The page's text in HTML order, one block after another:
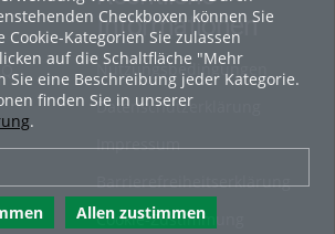
Checkboxen können Sie
Cookie-Kategorien Sie zulassen
auf die Schaltfläche "Mehr
Sie eine Beschreibung jeder Kategorie.
finden Sie in unserer
.
Allen zustimmen
Informationen
Nutzungsbedingungen
Datenschutzerklärung
Impressum
Barrierefreiheitserklärung
Cookie-Zustimmung